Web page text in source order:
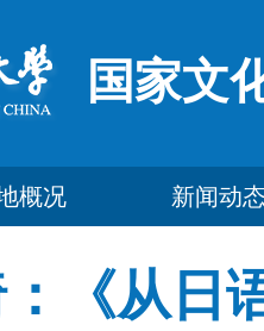
国家文
概况 新闻动
《从日